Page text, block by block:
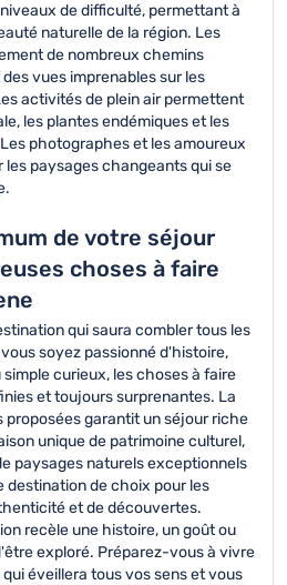
de difficulté, permettant à
naturelle de la région. Les
de nombreux chemins
vues imprenables sur les
activités de plein air permettent
les plantes endémiques et les
photographes et les amoureux
paysages changeants qui se
de votre séjour
choses à faire
qui saura combler tous les
soyez passionné d'histoire,
curieux, les choses à faire
et toujours surprenantes. La
garantit un séjour riche
unique de patrimoine culturel,
paysages naturels exceptionnels
destination de choix pour les
et de découvertes.
recèle une histoire, un goût ou
exploré. Préparez-vous à vivre
éveillera tous vos sens et vous